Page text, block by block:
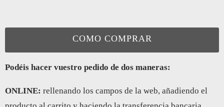
COMO COMPRAR
Podéis hacer vuestro pedido de dos maneras:
ONLINE: rellenando los campos de la web, añadiendo el